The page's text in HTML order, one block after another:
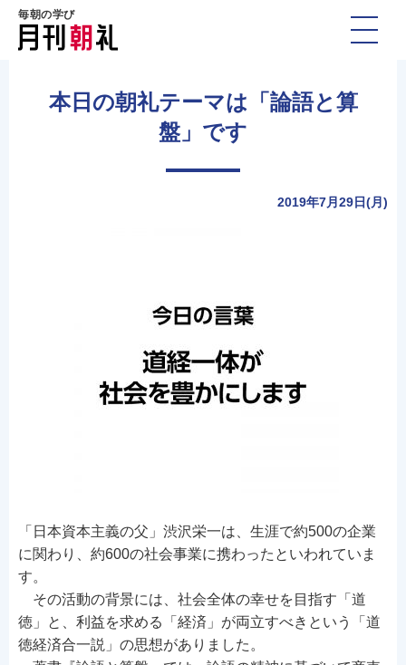
毎朝の学び
本日の朝礼テーマは「論語と算
盤」です
2019年7月29日(月)
「日本資本主義の父」渋沢栄一は、生涯で約500の企業
に関わり、約600の社会事業に携わったといわれていま
す。
その活動の背景には、社会全体の幸せを目指す「道
徳」と、利益を求める「経済」が両立すべきという「道
徳経済合一説」の思想がありました。